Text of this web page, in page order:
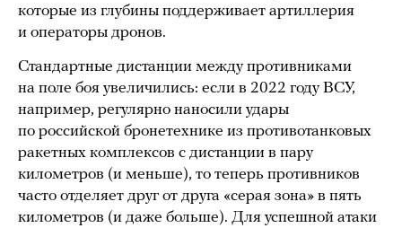
которые из глубины поддерживает артиллерия
и операторы дронов.
Стандартные дистанции между противниками
на поле боя увеличились: если в 2022 году ВСУ,
например, регулярно наносили удары
по российской бронетехнике из противотанковых
ракетных комплексов с дистанции в пару
километров (и меньше), то теперь противников
часто отделяет друг от друга «серая зона» в пять
километров (и даже больше). Для успешной атаки